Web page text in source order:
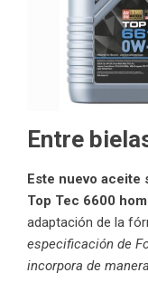
Entre
Este nuevo aceite
Top Tec 6600
adaptación de la
especificación de
incorpora de